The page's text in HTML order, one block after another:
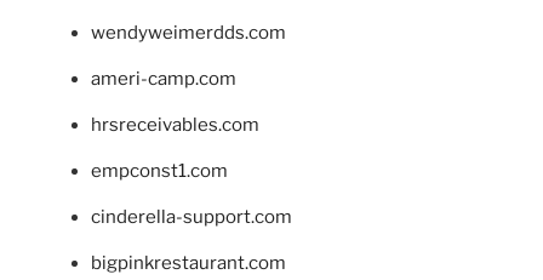
wendyweimerdds.com
ameri-camp.com
hrsreceivables.com
empconst1.com
cinderella-support.com
bigpinkrestaurant.com